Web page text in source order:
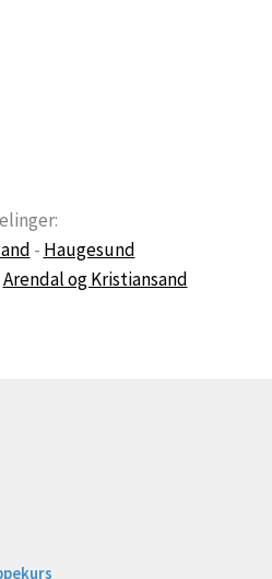
- Haugesund
Arendal og Kristiansand